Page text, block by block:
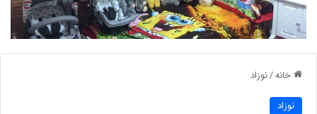
خانه/نوزاد
نوزاد